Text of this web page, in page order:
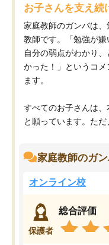
お子さんを支え続
家庭教師のガンバは
教師です。「勉強が
自分の弱点がわかり
かった！」というコ
ます。
すべてのお子さんは、
と願っています。ただ
家庭教師のガ
オンライン校
保護者
総合評価